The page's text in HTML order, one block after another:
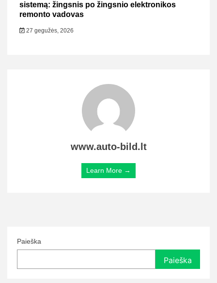
sistemą: žingsnis po žingsnio elektronikos
remonto vadovas
27 gegužės, 2026
www.auto-bild.lt
Learn More →
Paieška
Paieška